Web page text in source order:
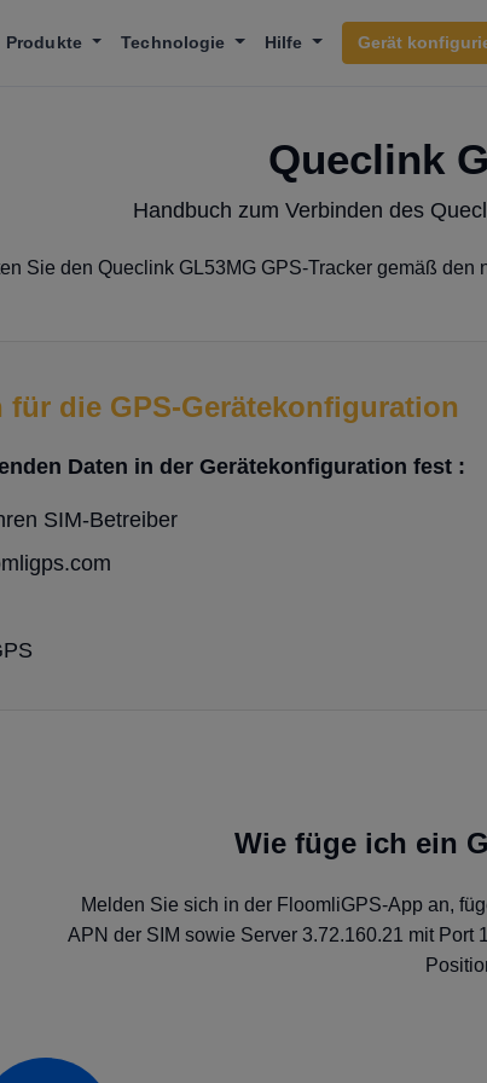
Produkte Technologie Hilfe Gerät
Queclink
Handbuch zum Verbinden des
Sie den Queclink GL53MG GPS-Tracker gemäß
die GPS-Gerätekonfiguration
Daten in der Gerätekonfiguration fest :
SIM-Betreiber
Wie füge ich ein
Melden Sie sich in der FloomliGPS-App an,
APN der SIM sowie Server 3.72.160.21 mit